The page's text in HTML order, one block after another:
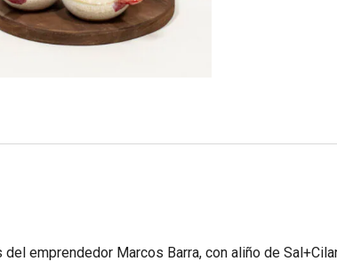
emprendedor Marcos Barra, con aliño de